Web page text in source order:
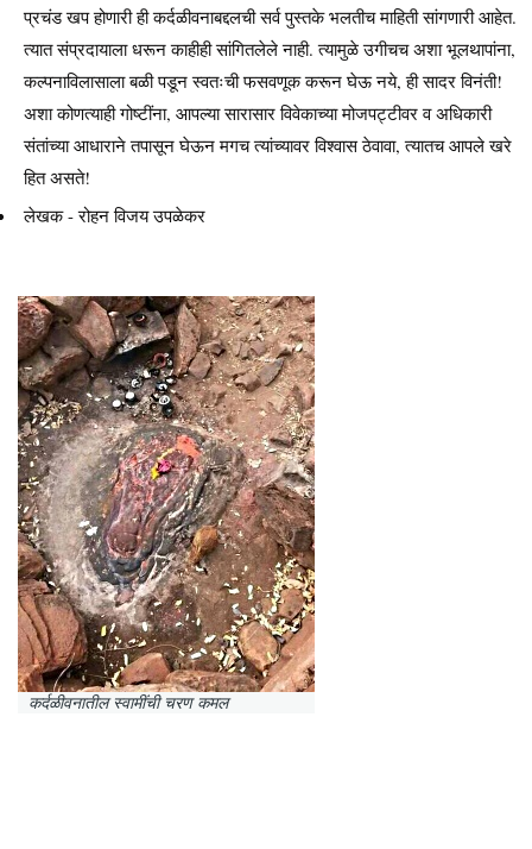
प्रचंड खप होणारी ही कर्दळीवनाबद्दलची सर्व पुस्तके भलतीच माहिती सांगणारी आहेत.
त्यात संप्रदायाला धरून काहीही सांगितलेले नाही. त्यामुळे उगीचच अशा भूलथापांना,
कल्पनाविलासाला बळी पडून स्वतःची फसवणूक करून घेऊ नये, ही सादर विनंती!
अशा कोणत्याही गोष्टींना, आपल्या सारासार विवेकाच्या मोजपट्टीवर व अधिकारी
संतांच्या आधाराने तपासून घेऊन मगच त्यांच्यावर विश्वास ठेवावा, त्यातच आपले खरे
हित असते!
लेखक - रोहन विजय उपळेकर
कर्दळीवनातील स्वामींची चरण कमल